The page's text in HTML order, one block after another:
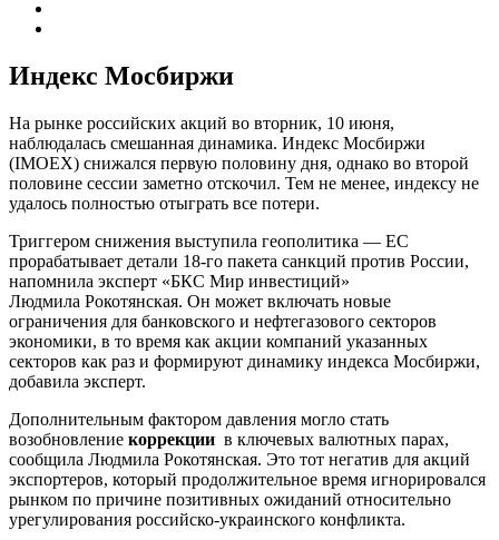
Индекс Мосбиржи
На рынке российских акций во вторник, 10 июня,
наблюдалась смешанная динамика. Индекс Мосбиржи
(IMOEX) снижался первую половину дня, однако во второй
половине сессии заметно отскочил. Тем не менее, индексу не
удалось полностью отыграть все потери.
Триггером снижения выступила геополитика — ЕС
прорабатывает детали 18-го пакета санкций против России,
напомнила эксперт «БКС Мир инвестиций»
Людмила Рокотянская. Он может включать новые
ограничения для банковского и нефтегазового секторов
экономики, в то время как акции компаний указанных
секторов как раз и формируют динамику индекса Мосбиржи,
добавила эксперт.
Дополнительным фактором давления могло стать
возобновление коррекции в ключевых валютных парах,
сообщила Людмила Рокотянская. Это тот негатив для акций
экспортеров, который продолжительное время игнорировался
рынком по причине позитивных ожиданий относительно
урегулирования российско-украинского конфликта.